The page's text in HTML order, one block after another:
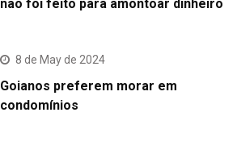
não foi feito para amontoar dinheiro
8 de May de 2024
Goianos preferem morar em
condomínios